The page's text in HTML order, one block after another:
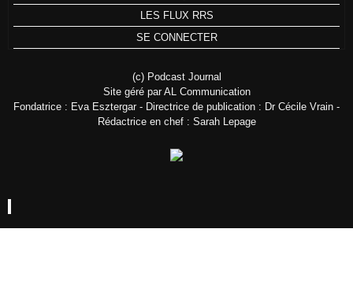
LES FLUX RRS
SE CONNECTER
(c) Podcast Journal
Site géré par AL Communication
Fondatrice : Eva Esztergar - Directrice de publication : Dr Cécile Vrain -
Rédactrice en chef : Sarah Lepage